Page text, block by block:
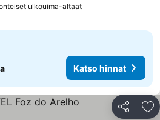
ulkouima-altaat
Katso hinnat
Jaa